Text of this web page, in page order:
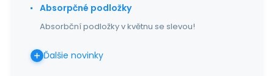
Absorpčné podložky
Absorbční podložky v květnu se slevou!
Ďalšie novinky